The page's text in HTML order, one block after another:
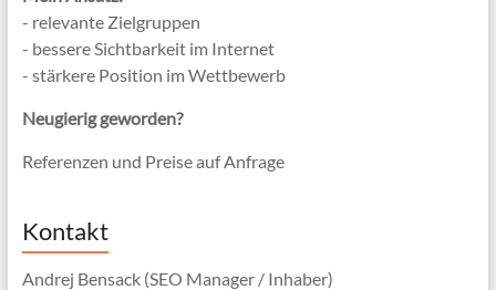
- relevante Zielgruppen
- bessere Sichtbarkeit im Internet
- stärkere Position im Wettbewerb
Neugierig geworden?
Referenzen und Preise auf Anfrage
Kontakt
Andrej Bensack (SEO Manager / Inhaber)